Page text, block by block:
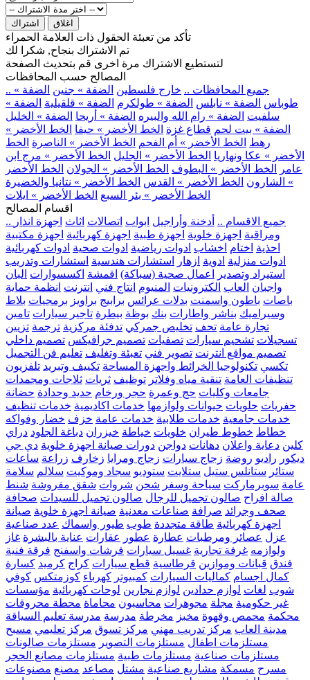
اشتراك اغلاق
تأكد من تعبئة الحقول ذات العلامة الحمراء
تم الاشتراك بنجاح, شكرا لك
لتستطيع الاشتراك مرة اخرى قم بتحديث الصفحة
المصالح حسب المحافظات
.. جميع المحافظات .. خارج فلسطين الضفة » جنين الضفة »
طوباس الضفة » نابلس الضفة » طولكرم الضفة » قلقيلية الضفة »
سلفيت الضفة » رام الله والبيره الضفة » أريحا الضفة » الخليل
الضفة » بيت لحم قطاع غزة الخط الأخضر » حيفا الخط الأخضر »
رهط الخط الأخضر » أم الفحم الخط الأخضر » الناصرة الخط
الأخضر » عكا ونهاريا الخط الأخضر » الجليل الخط الأخضر » مرج ابن
عامر
الخط الأخضر » البطوف الخط الأخضر » الجولان الخط الأخضر
» الشارون الخط الأخضر » القدس الخط الأخضر » نتانيا والخضيرة
الخط الأخضر » بئر السبع الخط الأخضر » ايلات
اقسام المصالح
.. جميع الاقسام .. أدخنة وأراجيل ابواب اتصالات اثاث اجهزة انذار
ومراقبة اجهزة خلوية اجهزة طبية اجهزة كهربائية اجهزة مكتبية
احذية اختام اخشاب ادوات رياضية ادوات صحية ادوات كهربائية
ادوات منزلية ادوية ازهار استشارات هندسية استشارات وتدريب
استيراد وتصدير
اعمال صحية (سباكة) اقمشة اكسسوارات البان
واجبان العاب الكترونيات المنيوم انتاج فني انترنت انظمة حماية
باصات باطون واسمنت بدلات عرائس برابيج براويز برمجيات بلاط
وسيراميك بناشر واطارات بنك بوظة بيطرة تاجير سيارات تامين
تجارة عامة تحف تخليص جمركي تدفئة مركزية ترجمة تزيين
تسجيلات تشحيم سيارات تصفيات تصميم جرافيكس تصميم داخلي
تصميم مواقع انترنت تصوير فني تعبئة وتغليف تعليم فن التجميل
تكسي تكنولوجيا الخرائط واجهزة المساحة تكييف وتبريد تلفزيون
تنظيفات العامة تنقية مياه وفلاتر توظيف ثريات ثلاجات ومجمدات
جامعات وكليات حج وعمرة حجر ورخام حديد وحدادة حضانة
حفريات حلويات حيوانات ولوازمها خدمات اكاديمية خدمات تنظيف
خدمات جامعية خدمات طلابية خدمات عامة خزف خضار وفواكه
خطاط خطوط طيران خلويات خياطة خيزران دباغة الجلود دراي
كلين دعاية واعلان دهانات دواجن دورات صيانة اجهزة خلوية دي جي
ديكور راديو روضة زجاج سيارات زجاج ومرايا زخارف زراعة ساعات
ستائر ستانلس ستيل ستلايت ستوديو سجاد وموكيت سلالم سلامة
عامة سوبرماركت سياحة وسفر شحن شروات شقق مفروشة شنط
صالة افراح صالون تجميل للرجال صالون تجميل للسيدات صحافة
صحف وجرائد صرافة صناعات معدنية صيانة اجهزة خلوية صيانة
اجهزة كهربائية طاقة متجددة طوب طيور واسماك عدد صناعية
عزل عصائر ومرطبات عطارة عطور عقارات عناية بالبشرة غاز
ولوازمه غرفة تجارية غسيل سيارات فرشات واسفنج فرقة فنية
فندق قبانات وموازين قرطاسية قطع سيارات كراج كرميد كسارة
كمال اجسام كماليات السيارات كمبيوتر كهرباء كوزمتكس كوفي
شوب لغات لوازم حدادين لوازم نجارين لوحات كهربائية مؤسسات
غير حكومية مجلة مجوهرات محاسبون محاماة محطة محروقات
محكمة محمص وقهوة مخبز مخرطة مدرسة مدرسة تعليم السياقة
مدينة العاب مركز تدريب مهني مركز تسوق مركز تعليمي مسبح
مستلزمات اطفال مستلزمات التصوير مستلزمات صالونات
مستلزمات صناعية مستلزمات طبية مستلزمات مصانع الحجر
مسرح مسمكة مشاريع صناعية مشتل مصاعد مصنع مصنوعات